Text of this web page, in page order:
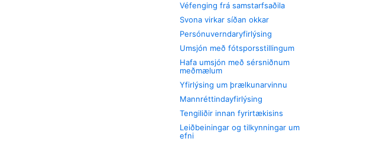
Véfenging frá samstarfsaðila
Svona virkar síðan okkar
Persónuverndaryfirlýsing
Umsjón með fótsporsstillingum
Hafa umsjón með sérsniðnum
meðmælum
Yfirlýsing um þrælkunarvinnu
Mannréttindayfirlýsing
Tengiliðir innan fyrirtækisins
Leiðbeiningar og tilkynningar um
efni